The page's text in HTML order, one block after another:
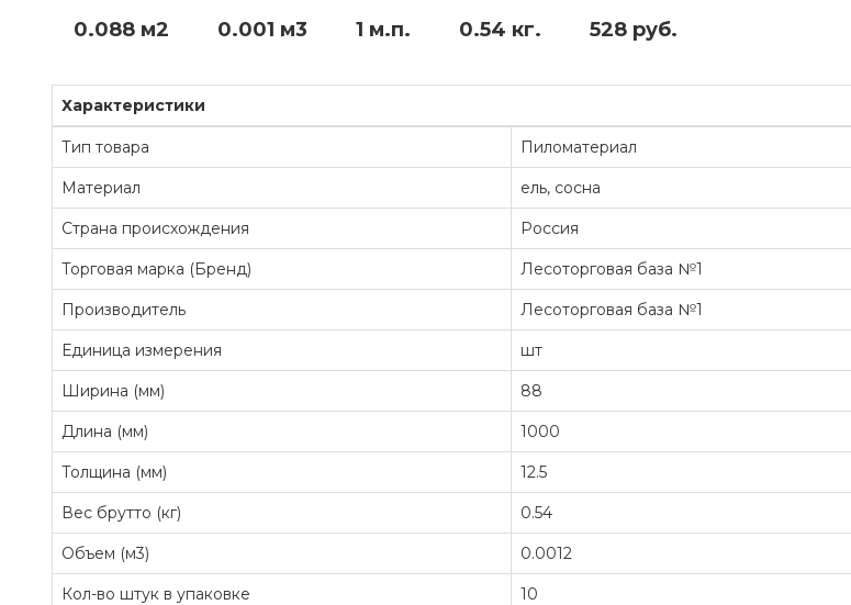
0.088 м2 0.001 м3 1 м.п. 0.54 кг. 528 руб.
Характеристики
Тип товара Пиломатериал
Материал ель, сосна
Страна происхождения Россия
Торговая марка (Бренд) Лесоторговая база №1
Производитель Лесоторговая база №1
Единица измерения шт
Ширина (мм) 88
Длина (мм) 1000
Толщина (мм) 12.5
Вес брутто (кг) 0.54
Объем (м3) 0.0012
Кол-во штук в упаковке 10